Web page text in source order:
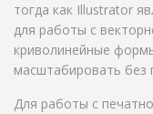
тогда как Illustrator
для работы с
криволинейные
масштабировать без
Для работы с